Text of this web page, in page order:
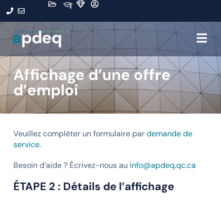
Affichage d’une offre
d’emploi
Veuillez compléter un formulaire pardemande de
service.
Besoin d’aide ? Écrivez-nous au info@apdeq.qc.ca
ÉTAPE 2 : Détails de l’affichage